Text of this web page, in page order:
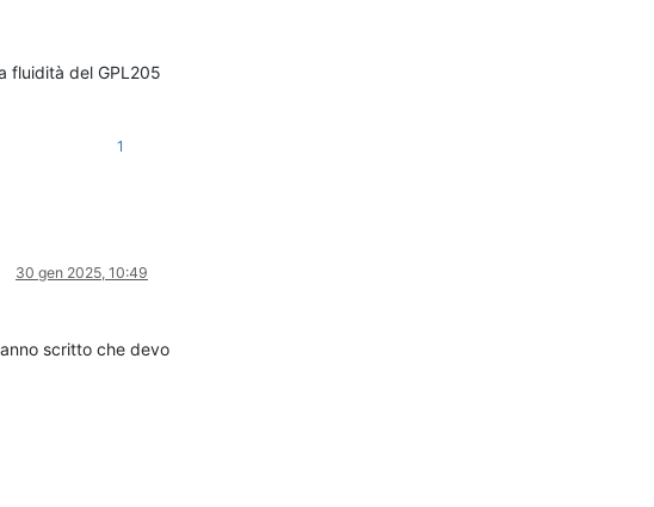
fluidità del GPL205
1
30 gen 2025, 10:49
scritto che devo